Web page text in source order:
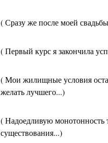
( Сразу же после моей
( Первый курс я закончила
( Мои жилищные условия
желать лучшего...)
( Надоедливую монотонность
существования...)